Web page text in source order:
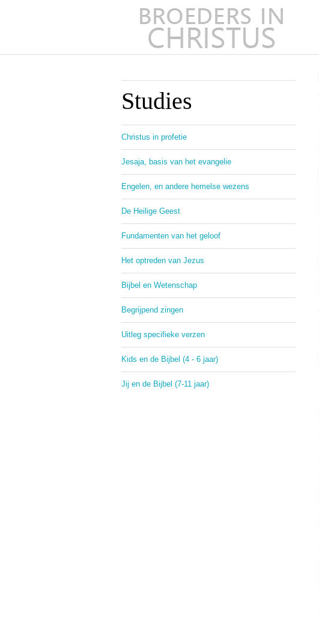
Studies
Christus in profetie
Jesaja, basis van het evangelie
Engelen, en andere hemelse wezens
De Heilige Geest
Fundamenten van het geloof
Het optreden van Jezus
Bijbel en Wetenschap
Begrijpend zingen
Uitleg specifieke verzen
Kids en de Bijbel (4 - 6 jaar)
Jij en de Bijbel (7-11 jaar)